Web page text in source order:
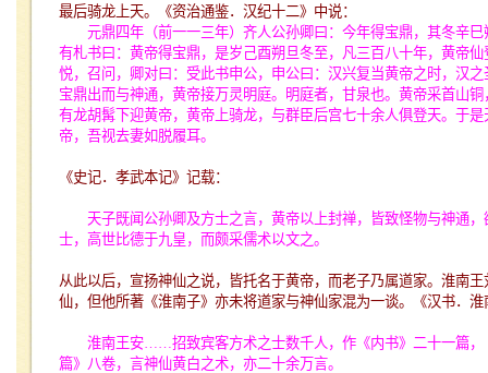
最后骑龙上天。《资治通鉴．汉纪十二》中说：
元鼎四年（前一一三年）齐人公孙卿曰：今年得宝鼎，其冬辛巳
有札书曰：黄帝得宝鼎，是岁己酉朔旦冬至，凡三百八十年，黄帝
悦，召问，卿对曰：受此书申公，申公曰：汉兴复当黄帝之时，汉
宝鼎出而与神通，黄帝接万灵明庭。明庭者，甘泉也。黄帝采首山
有龙胡髯下迎黄帝，黄帝上骑龙，与群臣后宫七十余人俱登天。于
帝，吾视去妻如脱履耳。
《史记．孝武本记》记载：
天子既闻公孙卿及方士之言，黄帝以上封禅，皆致怪物与神通，
士，高世比德于九皇，而颇采儒术以文之。
从此以后，宣扬神仙之说，皆托名于黄帝，而老子乃属道家。淮南
仙，但他所著《淮南子》亦未将道家与神仙家混为一谈。《汉书．
淮南王安……招致宾客方术之士数千人，作《内书》二十一篇
篇》八卷，言神仙黄白之术，亦二十余万言。